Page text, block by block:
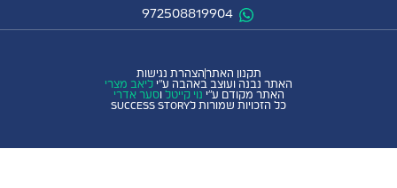
972508819904
כל הזכויות שמורות לSUCCESS STORY
תקנון האתרהצהרת נגישות
האתר נבנה ועוצב באהבה ע"י ליאב מצרי
האתר מקודם ע״י נוי קייטל וסער אדרי